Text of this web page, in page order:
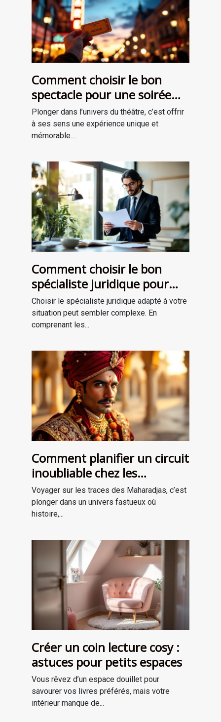
Comment choisir le bon
spectacle pour une soirée
théâtrale inoubliable ?
Plonger dans l’univers du théâtre, c’est offrir
à ses sens une expérience unique et
mémorable....
Comment choisir le bon
spécialiste juridique pour
vos besoins ?
Choisir le spécialiste juridique adapté à votre
situation peut sembler complexe. En
comprenant les...
Comment planifier un circuit
inoubliable chez les
Maharadjas ?
Voyager sur les traces des Maharadjas, c’est
plonger dans un univers fastueux où
histoire,...
Créer un coin lecture cosy :
astuces pour petits espaces
Vous rêvez d’un espace douillet pour
savourer vos livres préférés, mais votre
intérieur manque de...